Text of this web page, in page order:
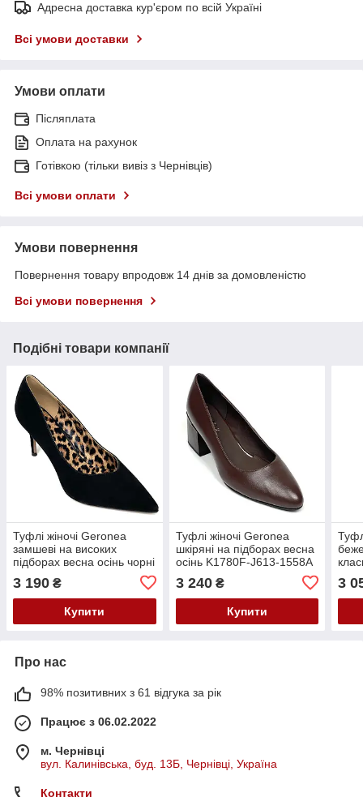
Адресна доставка кур'єром по всій Україні
Всі умови доставки
Умови оплати
Післяплата
Оплата на рахунок
Готівкою (тільки вивіз з Чернівців)
Всі умови оплати
Умови повернення
Повернення товару впродовж 14 днів за домовленістю
Всі умови повернення
Подібні товари компанії
Туфлі жіночі Geronea
замшеві на високих
підборах весна осінь чорні
Чорні
3 190 ₴
Купити
Туфлі жіночі Geronea
шкіряні на підборах весна
осінь K1780F-J613-1558A
3 240₴
Купити
36
3
Про нас
98% позитивних з 61 відгука за рік
Працює з 06.02.2022
м. Чернівці
вул. Калинівська, буд. 13Б, Чернівці, Україна
Контакти